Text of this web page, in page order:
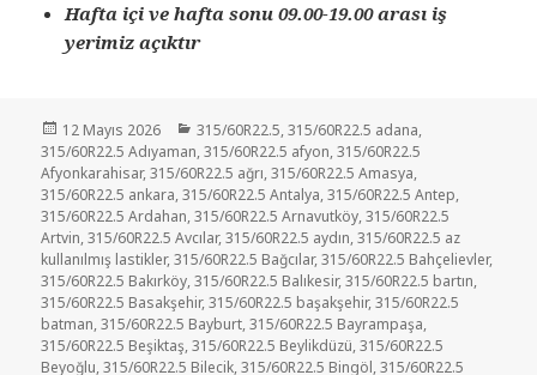
Hafta içi ve hafta sonu 09.00-19.00 arası iş
yerimiz açıktır
Yayın
tarihi
12 Mayıs 2026 Kategoriler
315/60R22.5 ,315/60R22.5 adana
315/60R22.5 Adıyaman ,315/60R22.5 afyon ,315/60R22.5
Afyonkarahisar,315/60R22.5 ağrı ,315/60R22.5 Amasya
315/60R22.5 ankara ,315/60R22.5 Antalya ,315/60R22.5 Antep
315/60R22.5 Ardahan ,315/60R22.5 Arnavutköy ,315/60R22.5
Artvin ,315/60R22.5 Avcılar,315/60R22.5 aydın ,315/60R22.5 az
kullanılmış lastikler,315/60R22.5 Bağcılar,315/60R22.5 Bahçelievler,
315/60R22.5 Bakırköy ,315/60R22.5 Balıkesir,315/60R22.5 bartın
315/60R22.5 Basakşehir,315/60R22.5 başakşehir,315/60R22.5
batman ,315/60R22.5 Bayburt ,315/60R22.5 Bayrampaşa
315/60R22.5 Beşiktaş ,315/60R22.5 Beylikdüzü ,315/60R22.5
Beyoğlu ,315/60R22.5 Bilecik ,315/60R22.5 Bingöl ,315/60R22.5